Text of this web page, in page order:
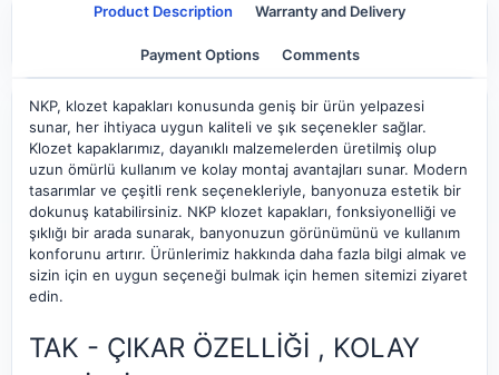
Product Description Warranty and Delivery
Payment Options Comments
NKP, klozet kapakları konusunda geniş bir ürün yelpazesi
sunar, her ihtiyaca uygun kaliteli ve şık seçenekler sağlar.
Klozet kapaklarımız, dayanıklı malzemelerden üretilmiş olup
uzun ömürlü kullanım ve kolay montaj avantajları sunar. Modern
tasarımlar ve çeşitli renk seçenekleriyle, banyonuza estetik bir
dokunuş katabilirsiniz. NKP klozet kapakları, fonksiyonelliği ve
şıklığı bir arada sunarak, banyonuzun görünümünü ve kullanım
konforunu artırır. Ürünlerimiz hakkında daha fazla bilgi almak ve
sizin için en uygun seçeneği bulmak için hemen sitemizi ziyaret
edin.
TAK - ÇIKAR ÖZELLİĞİ , KOLAY